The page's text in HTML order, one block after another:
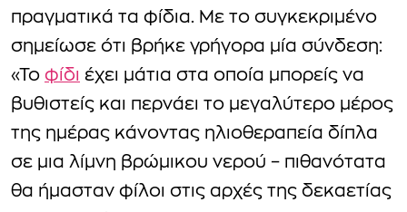
πραγματικά τα φίδια. Με το συγκεκριμένο
σημείωσε ότι βρήκε γρήγορα μία σύνδεση:
«Το φίδι έχει μάτια στα οποία μπορείς να
βυθιστείς και περνάει το μεγαλύτερο μέρος
της ημέρας κάνοντας ηλιοθεραπεία δίπλα
σε μια λίμνη βρώμικου νερού – πιθανότατα
θα ήμασταν φίλοι στις αρχές της δεκαετίας